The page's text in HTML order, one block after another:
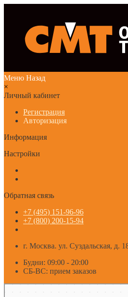
Меню Назад
×
Личный кабинет
Регистрация
Авторизация
Информация
Настройки
Обратная связь
+7 (495) 151-96-96
+7 (800) 200-15-94
г. Москва. ул. Суздальская,
Будни: 09:00 - 20:00
СБ-ВС: прием заказов